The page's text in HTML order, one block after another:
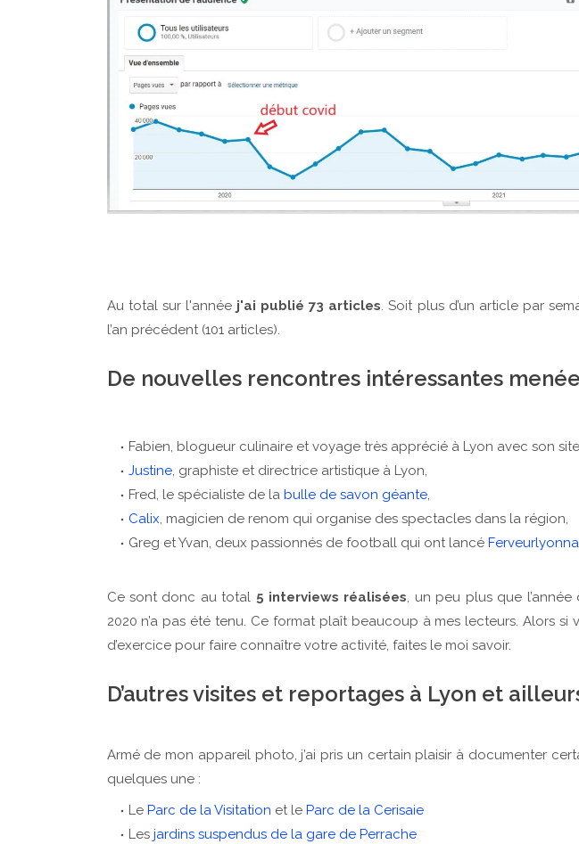
Au total sur l'année j'ai publié 73 articles. Soit plus d’un article par
l’an précédent (101 articles).
De nouvelles rencontres intéressantes
Fabien, blogueur culinaire et voyage très apprécié à Lyon avec son
Justine, graphiste et directrice artistique à Lyon,
Fred, le spécialiste de la bulle de savon géante,
Calix, magicien de renom qui organise des spectacles dans la région,
Greg et Yvan, deux passionnés de football qui ont lancé
Ce sont donc au total 5 interviews réalisées, un peu plus que
2020 n’a pas été tenu. Ce format plaît beaucoup à mes lecteurs. Alors
d’exercice pour faire connaître votre activité, faites le moi savoir.
D’autres visites et reportages à Lyon et
Armé de mon appareil photo, j’ai pris un certain plaisir à documenter
quelques une :
Le Parc de la Visitation et le Parc de la Cerisaie
Les jardins suspendus de la gare de Perrache